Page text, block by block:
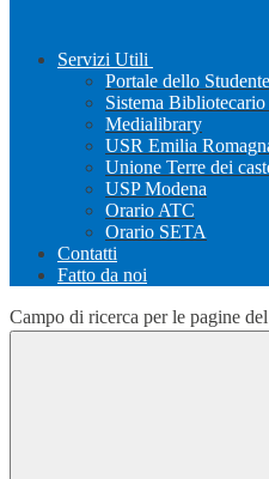
Servizi Utili
Portale dello Studente
Sistema
Medialibrary
USR Emilia
Unione Terre dei
USP Modena
Orario ATC
Orario SETA
Contatti
Fatto da noi
Campo di ricerca per le pagine